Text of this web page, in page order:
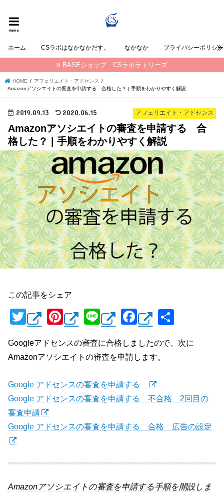
menu
ホーム CSラボはなかなかだす。 なかなか プライバシーポリシー
BASEショップ CSラボラトリーズ
HOME
アフェリエイト・アドセンス
Amazonアソシエイトの審査を申請する 合格した？ | 手順をわかりやすく解説
アフェリエイト・アドセンス
2019.09.13 2020.06.15
Amazonアソシエイトの審査を申請する 合
格した？ | 手順をわかりやすく解説
この記事をシェア
T
wi
tt
er
Pi
nt
er
e
st
Li
n
e
F
a
c
e
b
o
k
Googleアドセンスの審査に合格しましたので、次に
Amazonアソシエイトの審査を申請します。
Google アドセンスの審査を申請する
Google アドセンスの審査を申請する 不合格 2回目の
審査申請
Google アドセンスの審査を申請する 合格 広告の設定
Amazonアソシエイトの審査を申請する手順を開設しま